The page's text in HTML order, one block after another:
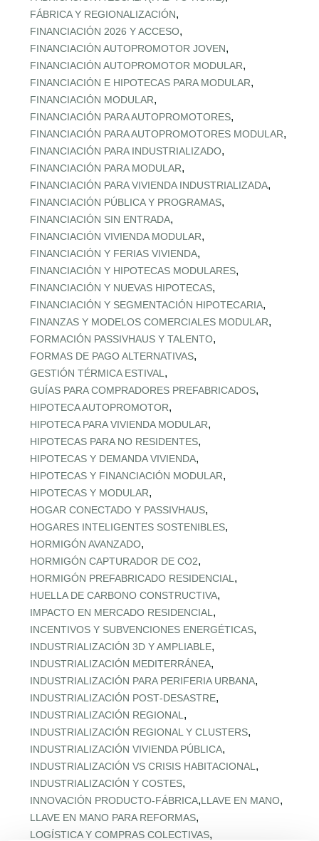
FÁBRICA Y REGIONALIZACIÓN,
FINANCIACIÓN 2026 Y ACCESO,
FINANCIACIÓN AUTOPROMOTOR JOVEN,
FINANCIACIÓN AUTOPROMOTOR MODULAR,
FINANCIACIÓN E HIPOTECAS PARA MODULAR,
FINANCIACIÓN MODULAR,
FINANCIACIÓN PARA AUTOPROMOTORES,
FINANCIACIÓN PARA AUTOPROMOTORES MODULAR,
FINANCIACIÓN PARA INDUSTRIALIZADO,
FINANCIACIÓN PARA MODULAR,
FINANCIACIÓN PARA VIVIENDA INDUSTRIALIZADA,
FINANCIACIÓN PÚBLICA Y PROGRAMAS,
FINANCIACIÓN SIN ENTRADA,
FINANCIACIÓN VIVIENDA MODULAR,
FINANCIACIÓN Y FERIAS VIVIENDA,
FINANCIACIÓN Y HIPOTECAS MODULARES,
FINANCIACIÓN Y NUEVAS HIPOTECAS,
FINANCIACIÓN Y SEGMENTACIÓN HIPOTECARIA,
FINANZAS Y MODELOS COMERCIALES MODULAR,
FORMACIÓN PASSIVHAUS Y TALENTO,
FORMAS DE PAGO ALTERNATIVAS,
GESTIÓN TÉRMICA ESTIVAL ,
GUÍAS PARA COMPRADORES PREFABRICADOS,
HIPOTECA AUTOPROMOTOR,
HIPOTECA PARA VIVIENDA MODULAR,
HIPOTECAS PARA NO RESIDENTES,
HIPOTECAS Y DEMANDA VIVIENDA,
HIPOTECAS Y FINANCIACIÓN MODULAR,
HIPOTECAS Y MODULAR,
HOGAR CONECTADO Y PASSIVHAUS,
HOGARES INTELIGENTES SOSTENIBLES,
HORMIGÓN AVANZADO,
HORMIGÓN CAPTURADOR DE CO2,
HORMIGÓN PREFABRICADO RESIDENCIAL ,
HUELLA DE CARBONO CONSTRUCTIVA,
IMPACTO EN MERCADO RESIDENCIAL ,
INCENTIVOS Y SUBVENCIONES ENERGÉTICAS,
INDUSTRIALIZACIÓN 3D Y AMPLIABLE,
INDUSTRIALIZACIÓN MEDITERRÁNEA,
INDUSTRIALIZACIÓN PARA PERIFERIA URBANA,
INDUSTRIALIZACIÓN POST‑DESASTRE,
INDUSTRIALIZACIÓN REGIONAL ,
INDUSTRIALIZACIÓN REGIONAL Y CLUSTERS,
INDUSTRIALIZACIÓN VIVIENDA PÚBLICA,
INDUSTRIALIZACIÓN VS CRISIS HABITACIONAL ,
INDUSTRIALIZACIÓN Y COSTES,
INNOVACIÓN PRODUCTO-FÁBRICA,LLAVE EN MANO,
LLAVE EN MANO PARA REFORMAS,
LOGÍSTICA Y COMPRAS COLECTIVAS,